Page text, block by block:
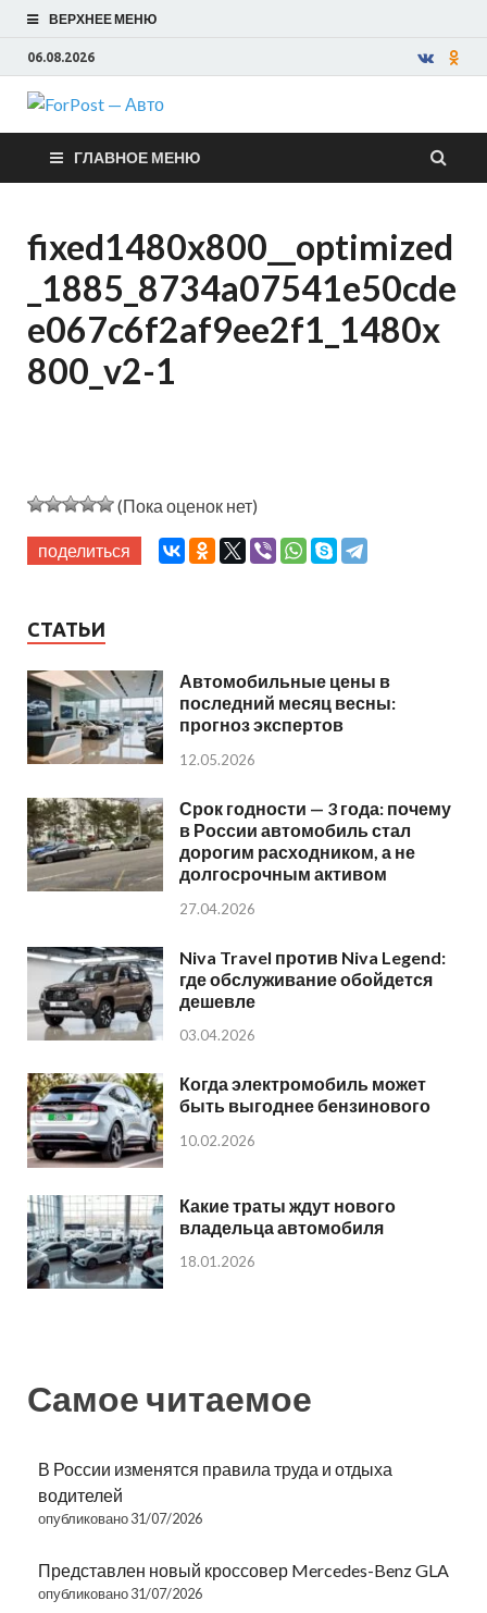
ВЕРХНЕЕ МЕНЮ
06.08.2026
ForPost —
Авто
ГЛАВНОЕ МЕНЮ
fixed1480x800__optimized
_1885_8734a07541e50cde
e067c6f2af9ee2f1_1480x
800_v2-1
(Пока оценок нет)
поделиться
СТАТЬИ
Автомобильные цены в
последний месяц весны:
прогноз экспертов
12.05.2026
Срок годности — 3 года: почему
в России автомобиль стал
дорогим расходником, а не
долгосрочным активом
27.04.2026
Niva Travel против Niva Legend:
где обслуживание обойдется
дешевле
03.04.2026
Когда электромобиль может
быть выгоднее бензинового
10.02.2026
Какие траты ждут нового
владельца автомобиля
18.01.2026
Самое читаемое
В России изменятся правила труда и отдыха
водителей
опубликовано 31/07/2026
Представлен новый кроссовер Mercedes-Benz GLA
опубликовано 31/07/2026